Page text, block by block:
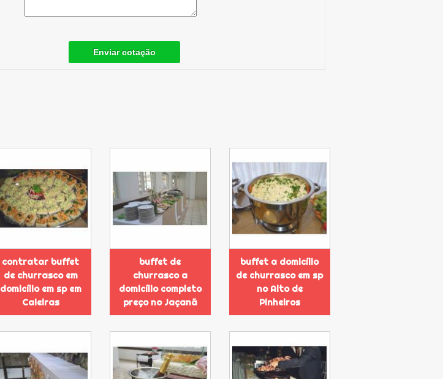
Enviar cotação
contratar buffet
de churrasco em
domicílio em sp em
Caieiras
buffet de
churrasco a
domicílio completo
preço no Jaçanã
buffet a domicílio
de churrasco em sp
no Alto de
Pinheiros